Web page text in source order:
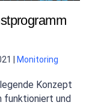
Monitoring
Konzept
funktioniert und